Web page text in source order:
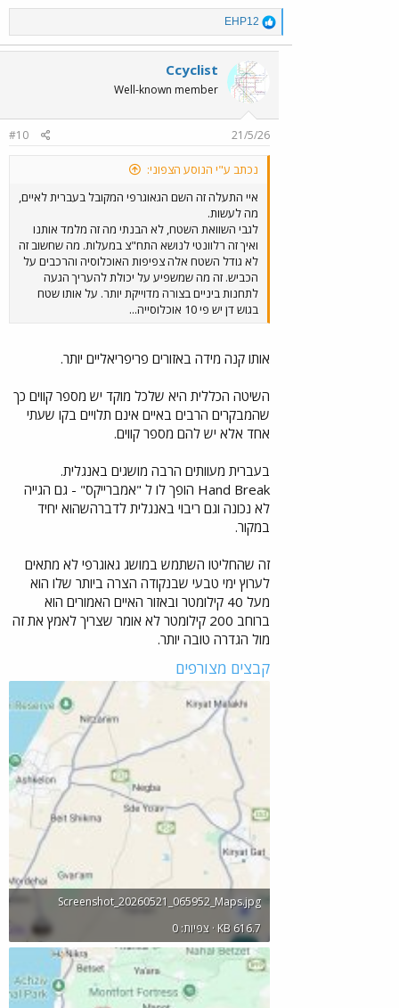
R
e
a
c
t
i
o
n
s
EHP12
Ccyclist
Well-known member
21/5/26
#10
נכתב ע"י הנוסע הצפוני:
איי התעלה זה השם הגאוגרפי המקובל בעברית לאיים,
מה לעשות.
לגבי השוואת השטח, לא הבנתי מה זה מלמד אותנו
ואיך זה רלוונטי לנושא התח"צ במעלות. מה שחשוב זה
לא גודל השטח אלה צפיפות האוכלוסיה והרכבים על
הכביש. זה מה שמשפיע על יכולת להעריך הגעה
לתחנות ביניים בצורה מדוייקת יותר. על אותו שטח
בגוש דן יש פי 10 אוכלוסייה...
אותו קנה מידה באזורים פריפריאליים יותר.
השיטה הכללית היא שלכל מוקד יש מספר קווים כך
שהמבקרים הרבים באיים אינם תלויים בקו שעתי
אחד אלא יש להם מספר קווים.
בעברית מעוותים הרבה מושגים באנגלית.
Hand Break הופך לו ל "אמברייקס" - גם הגייה
לא נכונה וגם ריבוי באנגלית לדברהשהוא יחיד
במקור.
זה שהחליטו השתמש במושג גאוגרפי לא מתאים
לערוץ ימי טבעי שבנקודה הצרה ביותר שלו הוא
מעל 40 קילומטר ובאזור האיים האמורים הוא
ברוחב 200 קילומטר לא אומר שצריך לאמץ את זה
מול הגדרה טובה יותר.
קבצים מצורפים
Screenshot_20260521_065952_Maps.jpg
KB 616.7 · צפיות: 0